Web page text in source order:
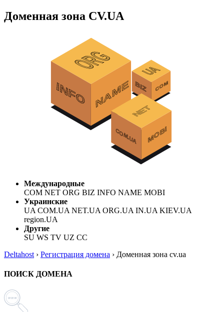
Доменная зона CV.UA
Международные
COM NET ORG BIZ INFO NAME MOBI
Украинские
UA COM.UA NET.UA ORG.UA IN.UA KIEV.UA
region.UA
Другие
SU WS TV UZ CC
Deltahost › Регистрация домена › Доменная зона cv.ua
ПОИСК ДОМЕНА